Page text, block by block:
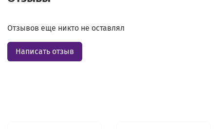
Отзывов еще никто не оставлял
Написать отзыв